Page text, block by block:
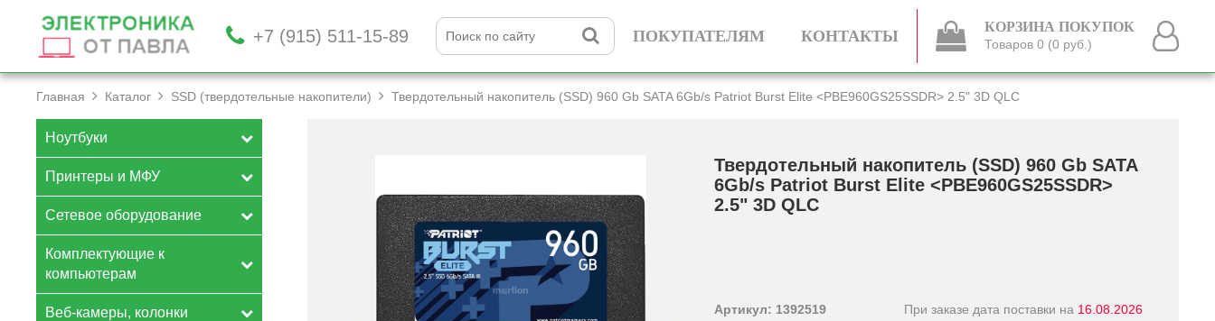
+7 (915) 511-15-89 ПОКУПАТЕЛЯМ КОНТАКТЫ КОРЗИНА ПОКУПОК
Товаров 0 (0 руб.)
Главная Каталог SSD (твердотельные накопители) Твердотельный накопитель (SSD) 960 Gb SATA 6Gb/­s Patriot Burst Elite <PBE960GS25SSDR> 2.5" 3D QLC
Ноутбуки
Принтеры и МФУ
Сетевое оборудование
Комплектующие к
компьютерам
Веб-камеры, колонки
Твердотельный накопитель (SSD) 960 Gb SATA
6Gb/­s Patriot Burst Elite <PBE960GS25SSDR>
2.5" 3D QLC
Артикул: 1392519 При заказе дата поставки на 16.08.2026